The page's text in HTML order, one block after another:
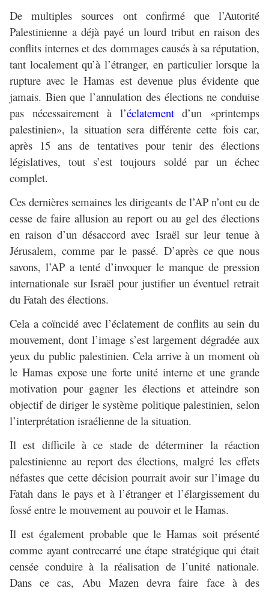
De multiples sources ont confirmé que l’Autorité
Palestinienne a déjà payé un lourd tribut en raison des
conflits internes et des dommages causés à sa réputation,
tant localement qu’à l’étranger, en particulier lorsque la
rupture avec le Hamas est devenue plus évidente que
jamais. Bien que l’annulation des élections ne conduise
pas nécessairement à l’éclatementd’un «printemps
palestinien», la situation sera différente cette fois car,
après 15 ans de tentatives pour tenir des élections
législatives, tout s’est toujours soldé par un échec
complet.
Ces dernières semaines les dirigeants de l’AP n’ont eu de
cesse de faire allusion au report ou au gel des élections
en raison d’un désaccord avec Israël sur leur tenue à
Jérusalem, comme par le passé. D’après ce que nous
savons, l’AP a tenté d’invoquer le manque de pression
internationale sur Israël pour justifier un éventuel retrait
du Fatah des élections.
Cela a coïncidé avec l’éclatement de conflits au sein du
mouvement, dont l’image s’est largement dégradée aux
yeux du public palestinien. Cela arrive à un moment où
le Hamas expose une forte unité interne et une grande
motivation pour gagner les élections et atteindre son
objectif de diriger le système politique palestinien, selon
l’interprétation israélienne de la situation.
Il est difficile à ce stade de déterminer la réaction
palestinienne au report des élections, malgré les effets
néfastes que cette décision pourrait avoir sur l’image du
Fatah dans le pays et à l’étranger et l’élargissement du
fossé entre le mouvement au pouvoir et le Hamas.
Il est également probable que le Hamas soit présenté
comme ayant contrecarré une étape stratégique qui était
censée conduire à la réalisation de l’unité nationale.
Dans ce cas, Abu Mazen devra faire face à des